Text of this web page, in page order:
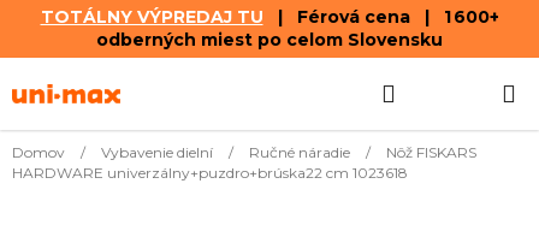
TOTÁLNY VÝPREDAJ TU | Férová cena | 1 600+
odberných miest po celom Slovensku
na
KOŠÍK
Domov / Vybavenie dielní / Ručné náradie /
Nôž FISKARS
HARDWARE univerzálny+puzdro+brúska22 cm 1023618